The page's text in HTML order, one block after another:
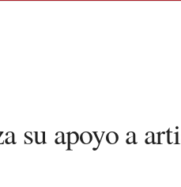
su apoyo a